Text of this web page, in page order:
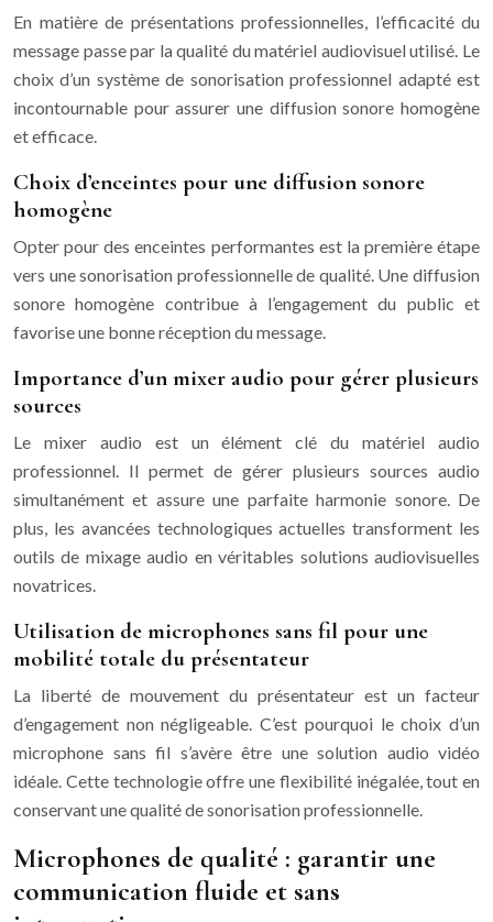
En matière de présentations professionnelles, l’efficacité du
message passe par la qualité du matériel audiovisuel utilisé. Le
choix d’un système de sonorisation professionnel adapté est
incontournable pour assurer une diffusion sonore homogène
et efficace.
Choix d’enceintes pour une diffusion sonore
homogène
Opter pour des enceintes performantes est la première étape
vers une sonorisation professionnelle de qualité. Une diffusion
sonore homogène contribue à l’engagement du public et
favorise une bonne réception du message.
Importance d’un mixer audio pour gérer plusieurs
sources
Le mixer audio est un élément clé du matériel audio
professionnel. Il permet de gérer plusieurs sources audio
simultanément et assure une parfaite harmonie sonore. De
plus, les avancées technologiques actuelles transforment les
outils de mixage audio en véritables solutions audiovisuelles
novatrices.
Utilisation de microphones sans fil pour une
mobilité totale du présentateur
La liberté de mouvement du présentateur est un facteur
d’engagement non négligeable. C’est pourquoi le choix d’un
microphone sans fil s’avère être une solution audio vidéo
idéale. Cette technologie offre une flexibilité inégalée, tout en
conservant une qualité de sonorisation professionnelle.
Microphones de qualité : garantir une
communication fluide et sans